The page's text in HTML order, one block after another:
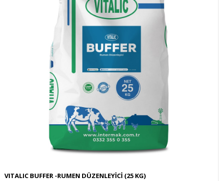
VITALIC BUFFER -RUMEN DÜZENLEYİCİ (25 KG)